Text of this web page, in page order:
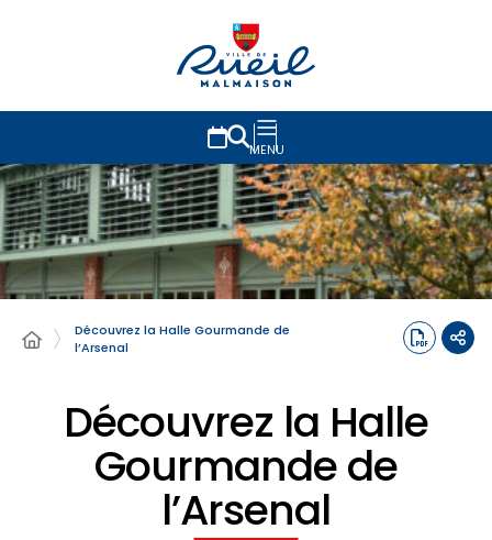
MENU
Découvrez la Halle Gourmande de
l’Arsenal
Découvrez la Halle
Gourmande de
l’Arsenal